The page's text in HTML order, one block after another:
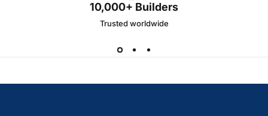
10,000+ Builders
Trusted worldwide